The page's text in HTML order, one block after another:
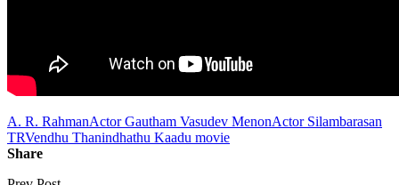
A. R. RahmanActor Gautham Vasudev MenonActor Silambarasan
TRVendhu Thanindhathu Kaadu movie
Share